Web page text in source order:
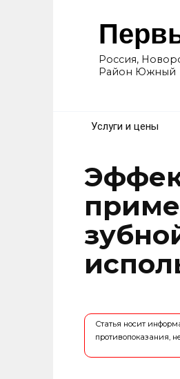
Россия,
Район Южный
Услуги и цены
Статья носит
противопоказания,